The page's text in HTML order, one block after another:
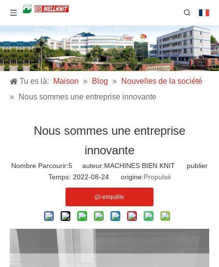
Tu es là: Maison » Blog »
Nouvelles de la société
»
Nous sommes une entreprise innovante
Nous sommes une entreprise
innovante
Nombre Parcourir:5 auteur:MACHINES BIEN KNIT publier
Temps: 2022-08-24 origine:Propulsé
enquête